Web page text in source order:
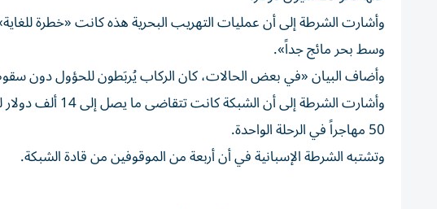
وأشارت الشرطة إلى أن عمليات التهريب البحرية هذه كانت «خطرة
وسط بحر مائج جداً».
وأضاف البيان «في بعض الحالات، كان الركاب يُربَطون للحؤول دون
وأشارت الشرطة
50 مهاجراً في الرحلة الواحدة.
وتشتبه الشرطة الإسبانية في أن أربعة من الموقوفين من قادة الشبكة.